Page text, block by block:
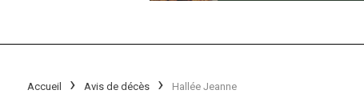
Accueil Avis de décès Hallée Jeanne